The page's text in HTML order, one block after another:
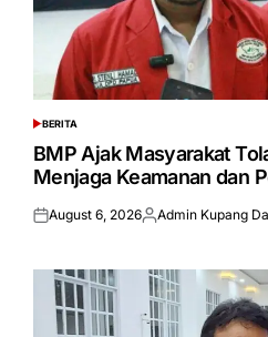
POSTED
IN
BERITA
BMP Ajak Masyarakat
Menjaga Keamanan dan
Posted
August 6, 2026Posted
Admin Kupang